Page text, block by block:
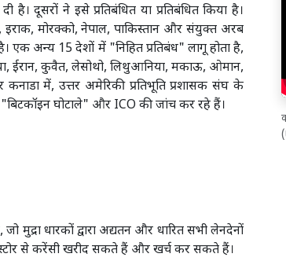
दूसरों ने इसे प्रतिबंधित या प्रतिबंधित किया है।
इराक, मोरक्को, नेपाल, पाकिस्तान और संयुक्त अरब
एक अन्य 15 देशों में "निहित प्रतिबंध" लागू होता है,
ईरान, कुवैत, लेसोथो, लिथुआनिया, मकाऊ, ओमान,
में, उत्तर अमेरिकी प्रतिभूति प्रशासक संघ के
"बिटकॉइन घोटाले" और ICO की जांच कर रहे हैं।
मुद्रा धारकों द्वारा अद्यतन और धारित सभी लेनदेनों
स्टोर से करेंसी खरीद सकते हैं और खर्च कर सकते हैं।